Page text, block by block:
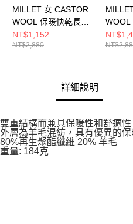
MILLET 女 CASTOR
WOOL 保暖快乾長上
衣 MIV01988N7317
NT$1,152
NT$2,880
WOOL
衣
詳細說明
雙重結構而兼具保暖性和舒適性
外層為羊毛混紡，具有優異的
80%再生聚酯纖維 20% 羊毛
重量: 184克